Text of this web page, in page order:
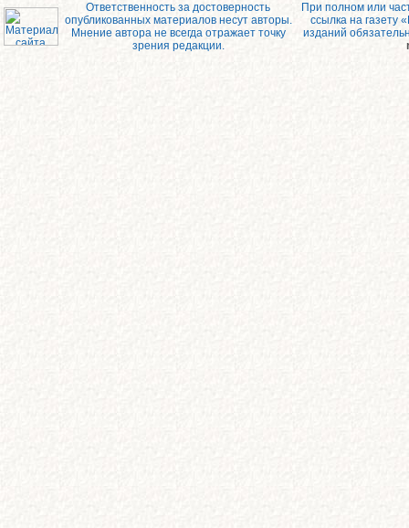
Ответственность за достоверность
опубликованных материалов несут авторы.
Мнение автора не всегда отражает точку
зрения редакции.
При полном или
ссылка на газету
изданий